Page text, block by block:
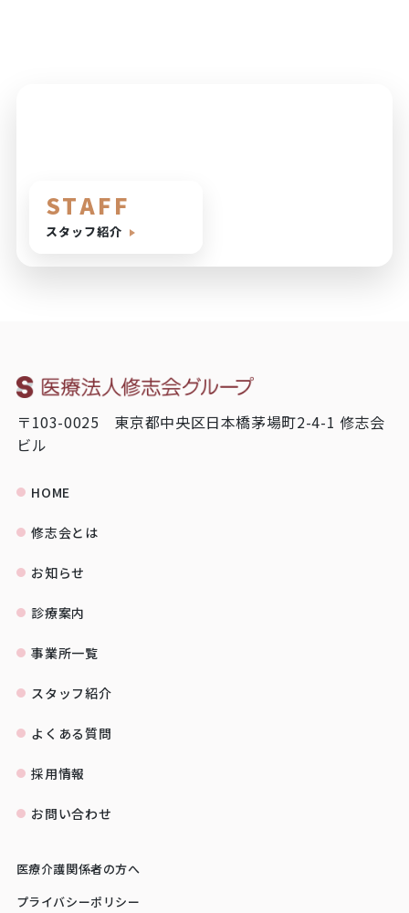
STAFF
スタッフ紹介
〒103-0025 東京都中央区日本橋茅場町2-4-1 修志会
ビル
HOME
修志会とは
お知らせ
診療案内
事業所一覧
スタッフ紹介
よくある質問
採用情報
お問い合わせ
医療介護関係者の方へ
プライバシーポリシー